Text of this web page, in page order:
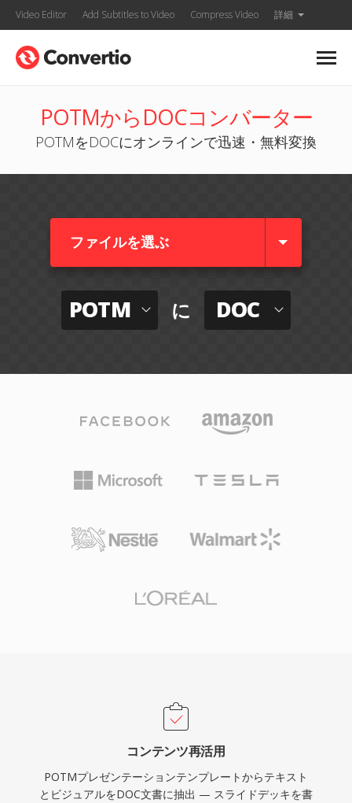
Video Editor Add Subtitles to Video Compress Video 詳細
POTMからDOCコンバーター
POTMをDOCにオンラインで迅速・無料変換
ファイルを選ぶ
POTM に DOC
コンテンツ再活用
POTMプレゼンテーションテンプレートからテキスト
とビジュアルをDOC文書に抽出 — スライドデッキを書